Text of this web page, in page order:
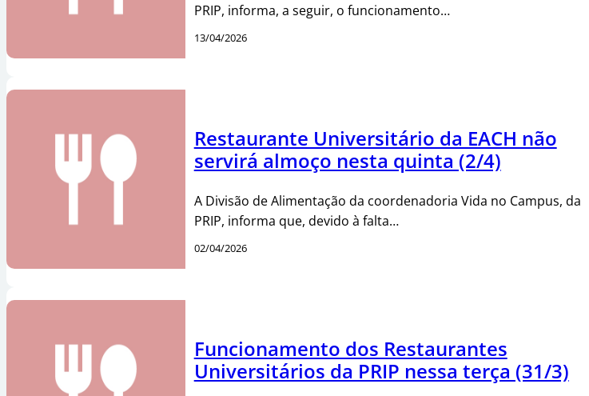
PRIP, informa, a seguir, o funcionamento…
13/04/2026
Restaurante Universitário da EACH não
servirá almoço nesta quinta (2/4)
A Divisão de Alimentação da coordenadoria Vida no Campus, da
PRIP, informa que, devido à falta…
02/04/2026
Funcionamento dos Restaurantes
Universitários da PRIP nessa terça (31/3)